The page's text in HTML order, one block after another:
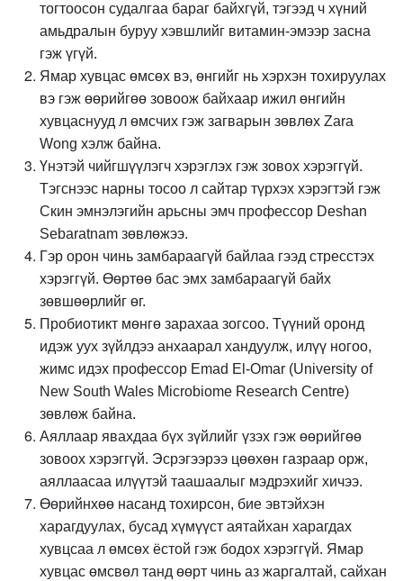
тогтоосон судалгаа бараг байхгүй, тэгээд ч хүний
амьдралын буруу хэвшлийг витамин-эмээр засна
гэж үгүй.
Ямар хувцас өмсөх вэ, өнгийг нь хэрхэн тохируулах
вэ гэж өөрийгөө зовоож байхаар ижил өнгийн
хувцаснууд л өмсчих гэж загварын зөвлөх Zara
Wong хэлж байна.
Үнэтэй чийгшүүлэгч хэрэглэх гэж зовох хэрэггүй.
Тэгснээс нарны тосоо л сайтар түрхэх хэрэгтэй гэж
Скин эмнэлэгийн арьсны эмч профессор Deshan
Sebaratnam зөвлөжээ.
Гэр орон чинь замбараагүй байлаа гээд стресстэх
хэрэггүй. Өөртөө бас эмх замбараагүй байх
зөвшөөрлийг өг.
Пробиотикт мөнгө зарахаа зогсоо. Түүний оронд
идэж уух зүйлдээ анхаарал хандуулж, илүү ногоо,
жимс идэх профессор Emad El-Omar (University of
New South Wales Microbiome Research Centre)
зөвлөж байна.
Аяллаар явахдаа бүх зүйлийг үзэх гэж өөрийгөө
зовоох хэрэггүй. Эсрэгээрээ цөөхөн газраар орж,
аяллаасаа илүүтэй таашаалыг мэдрэхийг хичээ.
Өөрийнхөө насанд тохирсон, бие эвтэйхэн
харагдуулах, бусад хүмүүст аятайхан харагдах
хувцсаа л өмсөх ёстой гэж бодох хэрэггүй. Ямар
хувцас өмсвөл танд өөрт чинь аз жаргалтай, сайхан